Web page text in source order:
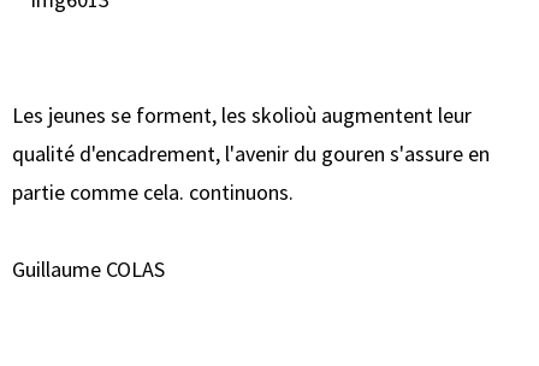
Les jeunes se forment, les skolioù augmentent leur
qualité d'encadrement, l'avenir du gouren s'assure en
partie comme cela. continuons.
Guillaume COLAS